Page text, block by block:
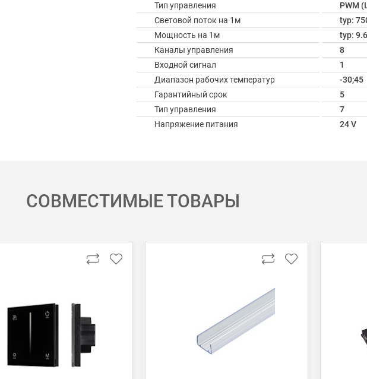
Тип управления
PWM
Световой поток на 1м
typ:
Мощность на 1м
typ:
Каналы управления
8
Входной сигнал
1
Диапазон рабочих температур
-30;45
Гарантийный срок
5
Тип управления
7
Напряжение питания
24 V
в любом удобном Вам банке.
для уточнения даты доставки. Обратите внимание, что деньги поступают на наш
СОВМЕСТИМЫЕ ТОВАРЫ